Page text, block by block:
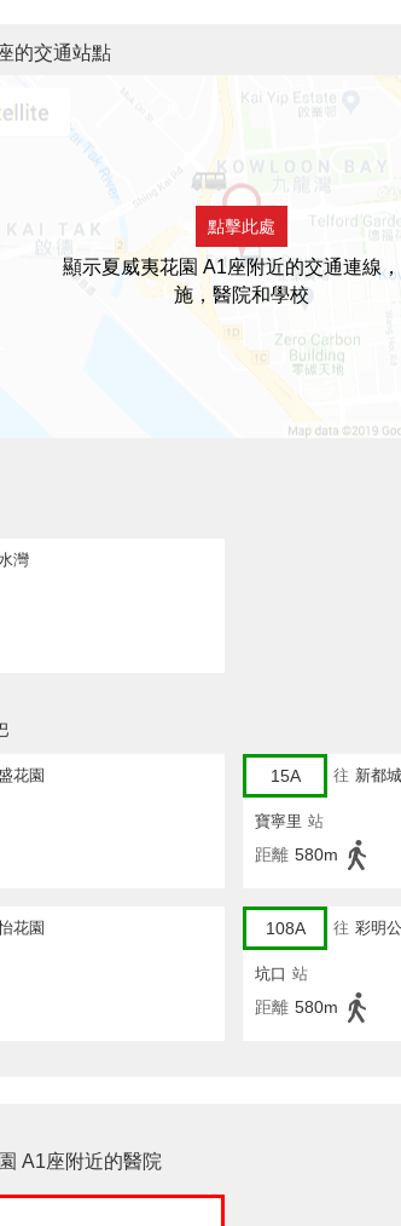
的交通站點
點擊此處
顯示夏威夷花園 A1座附近的交通連線
施，醫院和學校
灣
花園 15A 往 新都
寶寧里 站
距離 580m
花園 108A 往 彩明
坑口 站
距離 580m
A1座附近的醫院